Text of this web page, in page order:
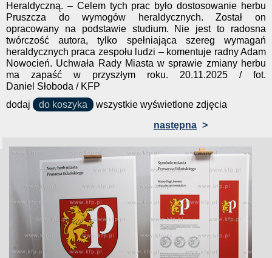
Heraldyczną. – Celem tych prac było dostosowanie herbu
Pruszcza do wymogów heraldycznych. Został on
opracowany na podstawie studium. Nie jest to radosna
twórczość autora, tylko spełniająca szereg wymagań
heraldycznych praca zespołu ludzi – komentuje radny Adam
Nowocień. Uchwała Rady Miasta w sprawie zmiany herbu
ma zapaść w przyszłym roku. 20.11.2025 / fot.
Daniel Słoboda / KFP
dodaj
do koszyka
wszystkie wyświetlone zdjęcia
następna >